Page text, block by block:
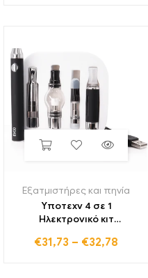
Εξατμιστήρες και πηνία
Υποτεχν 4 σε 1
Ηλεκτρονικό κιτ
ξηρό κερί βοτάνων Eliquid
€31,73 – €32,78